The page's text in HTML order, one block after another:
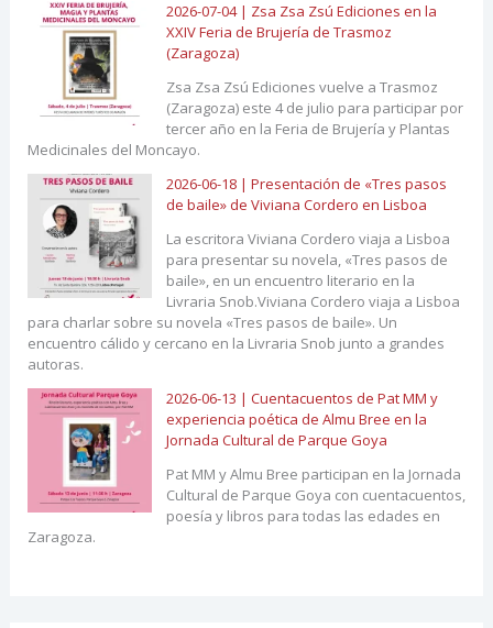
2026-07-04 | Zsa Zsa Zsú Ediciones en la
XXIV Feria de Brujería de Trasmoz
(Zaragoza)
Zsa Zsa Zsú Ediciones vuelve a Trasmoz
(Zaragoza) este 4 de julio para participar por
tercer año en la Feria de Brujería y Plantas
Medicinales del Moncayo.
2026-06-18 | Presentación de «Tres pasos
de baile» de Viviana Cordero en Lisboa
La escritora Viviana Cordero viaja a Lisboa
para presentar su novela, «Tres pasos de
baile», en un encuentro literario en la
Livraria Snob.Viviana Cordero viaja a Lisboa
para charlar sobre su novela «Tres pasos de baile». Un
encuentro cálido y cercano en la Livraria Snob junto a grandes
autoras.
2026-06-13 | Cuentacuentos de Pat MM y
experiencia poética de Almu Bree en la
Jornada Cultural de Parque Goya
Pat MM y Almu Bree participan en la Jornada
Cultural de Parque Goya con cuentacuentos,
poesía y libros para todas las edades en
Zaragoza.